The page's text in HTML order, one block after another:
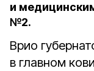
и
№2.
Врио
в главном